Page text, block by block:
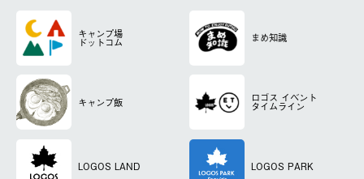
キャンプ場
ドットコム まめ知識
キャンプ飯 ロゴス イベント
タイムライン
LOGOS LAND LOGOS PARK